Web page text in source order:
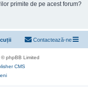
primite de pe acest forum?
Contactează-ne
phpBB Limited
CMS